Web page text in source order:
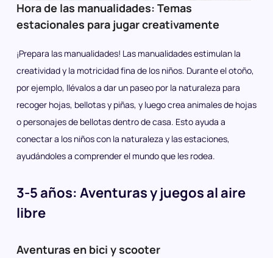
Hora de las manualidades: Temas
estacionales para jugar creativamente
¡Prepara las manualidades! Las manualidades estimulan la
creatividad y la motricidad fina de los niños. Durante el otoño,
por ejemplo, llévalos a dar un paseo por la naturaleza para
recoger hojas, bellotas y piñas, y luego crea animales de hojas
o personajes de bellotas dentro de casa. Esto ayuda a
conectar a los niños con la naturaleza y las estaciones,
ayudándoles a comprender el mundo que les rodea.
3-5 años: Aventuras y juegos al aire
libre
Aventuras en bici y scooter